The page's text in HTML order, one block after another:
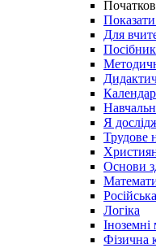
Показати
Для
Я
Трудове
Основи
Логіка
Іноземні
Фізична